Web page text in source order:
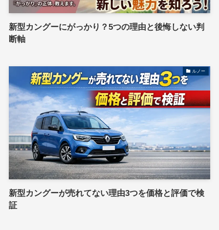
新型カングーにがっかり？5つの理由と後悔しない判
断軸
ルノー
新型カングーが売れてない理由3つを価格と評価で検
証